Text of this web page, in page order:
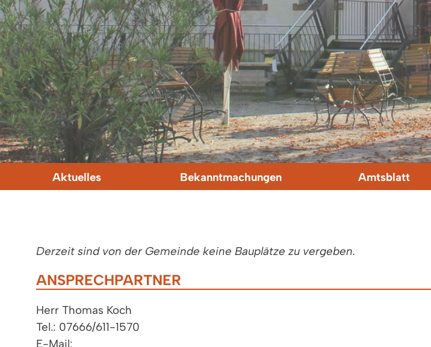
Aktuelles Bekanntmachungen Amtsblatt
Derzeit sind von der Gemeinde keine Bauplätze zu vergeben.
ANSPRECHPARTNER
Herr Thomas Koch
Tel.: 07666/611-1570
E-Mail: